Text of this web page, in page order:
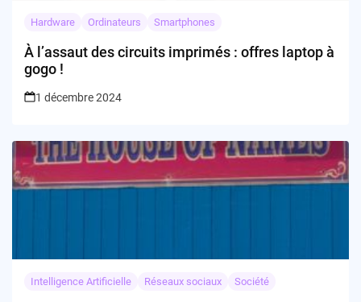
Hardware Ordinateurs Smartphones
À l’assaut des circuits imprimés : offres laptop à
gogo !
1 décembre 2024
Intelligence Artificielle Réseaux sociaux Société